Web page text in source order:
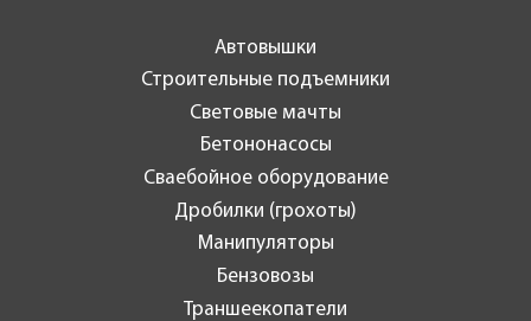
Автовышки
Строительные подъемники
Световые мачты
Бетононасосы
Сваебойное оборудование
Дробилки (грохоты)
Манипуляторы
Бензовозы
Траншеекопатели